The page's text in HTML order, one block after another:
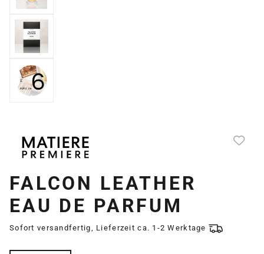
FALCON LEATHER
EAU DE PARFUM
Sofort versandfertig, Lieferzeit ca. 1-2 Werktage